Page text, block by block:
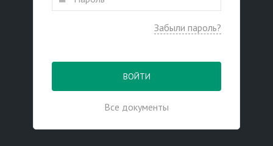
Забыли пароль?
ВОЙТИ
Все документы